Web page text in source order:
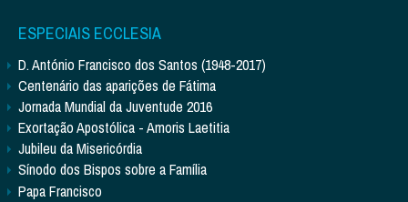
ESPECIAIS ECCLESIA
D. António Francisco dos Santos (1948-2017)
Centenário das aparições de Fátima
Jornada Mundial da Juventude 2016
Exortação Apostólica - Amoris Laetitia
Jubileu da Misericórdia
Sínodo dos Bispos sobre a Família
Papa Francisco